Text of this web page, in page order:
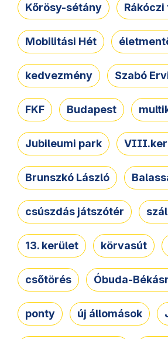
Kőrösy-sétány Rákóczi
Mobilitási Hét
kedvezmény Szabó
FKF Budapest
Jubileumi park
Brunszkó László
csúszdás játszótér
13. kerület körvasút
csőtörés Óbuda-
ponty új állomások